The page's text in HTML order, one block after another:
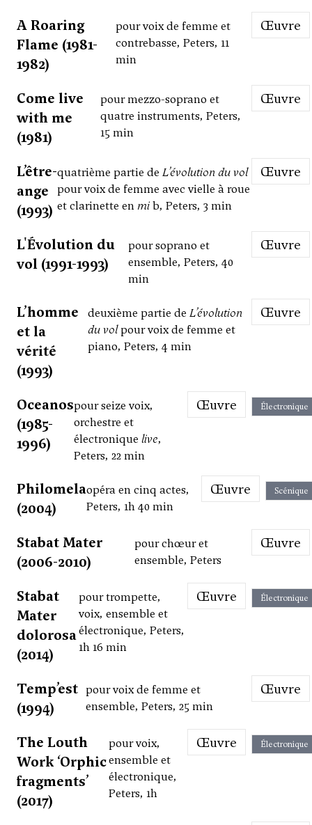
A Roaring
Flame (1981-
1982)
pour voix de femme et
contrebasse, Peters, 11
min
Œuvre
Come live
with me
(1981)
pour mezzo-soprano et
quatre instruments, Peters,
15 min
Œuvre
L’être-
ange
(1993)
quatrième partie de L’évolution du vol
pour voix de femme avec vielle à roue
et clarinette en mib, Peters, 3 min
Œuvre
L'Évolution du
vol (1991-1993)
pour soprano et
ensemble, Peters, 40
min
Œuvre
L’homme
et la
vérité
(1993)
deuxième partie de L’évolution
du volpour voix de femme et
piano, Peters, 4 min
Œuvre
Oceanos
(1985-
1996)
pour seize voix,
orchestre et
électronique live,
Peters, 22 min
Œuvre Électronique
Philomela
(2004)
opéra en cinq actes,
Peters, 1h 40 min
Œuvre Scénique
Stabat Mater
(2006-2010)
pour chœur et
ensemble, Peters
Œuvre
Stabat
Mater
dolorosa
(2014)
pour trompette,
voix, ensemble et
électronique, Peters,
1h 16 min
Œuvre Électronique
Temp’est
(1994)
pour voix de femme et
ensemble, Peters, 25 min
Œuvre
The Louth
Work ‘Orphic
fragments’
(2017)
pour voix,
ensemble et
électronique,
Peters, 1h
Œuvre Électronique